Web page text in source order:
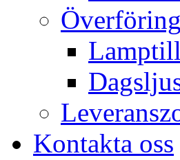
Kontakta oss